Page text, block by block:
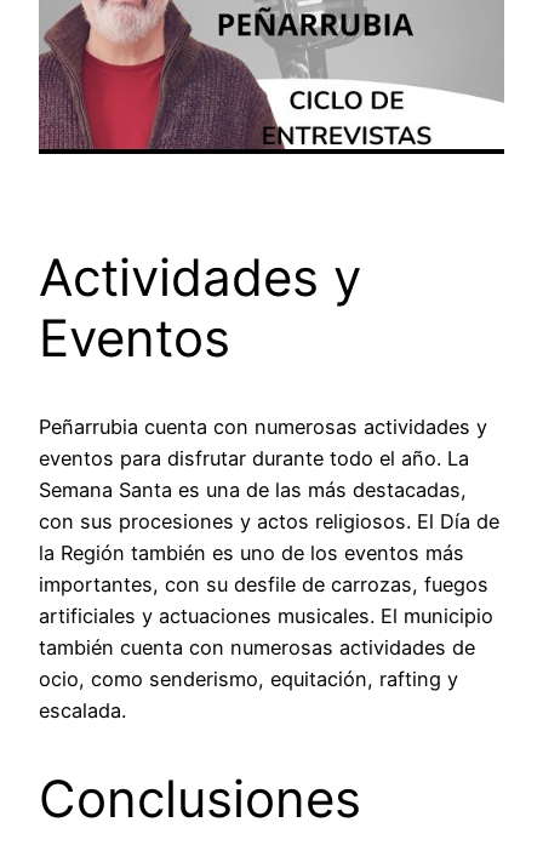
Actividades y
Eventos
Peñarrubia cuenta con numerosas actividades y
eventos para disfrutar durante todo el año. La
Semana Santa es una de las más destacadas,
con sus procesiones y actos religiosos. El Día de
la Región también es uno de los eventos más
importantes, con su desfile de carrozas, fuegos
artificiales y actuaciones musicales. El municipio
también cuenta con numerosas actividades de
ocio, como senderismo, equitación, rafting y
escalada.
Conclusiones